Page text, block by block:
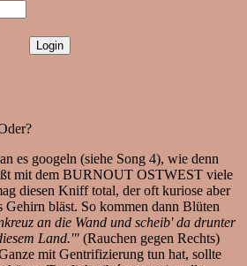
es googeln (siehe Song 4), wie denn
mit dem BURNOUT OSTWEST viele
diesen Kniff total, der oft kuriose aber
Gehirn bläst. So kommen dann Blüten
an die Wand und scheib' da drunter
Land.'" (Rauchen gegen Rechts)
mit Gentrifizierung tun hat, sollte